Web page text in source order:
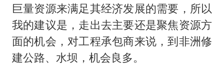
巨量资源来满足其经济发展的需要，所以
我的建议是，走出去主要还是聚焦资源方
面的机会，对工程承包商来说，到非洲修
建公路、水坝，机会良多。